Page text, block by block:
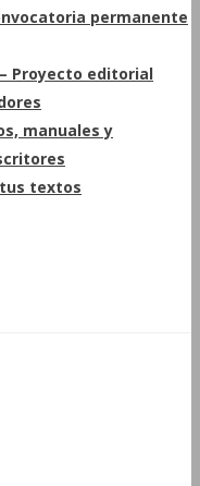
permanente
Proyecto editorial
manuales y
textos